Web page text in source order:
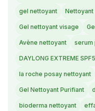
gel nettoyant
Gel nettoyant visage
Avène nettoyant serum
DAYLONG EXTREME
la roche posay nettoyant
Gel Nettoyant Purifiant
bioderma nettoyant